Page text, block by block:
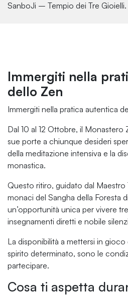
SanboJi – Tempio dei Tre Gioielli.
Immergiti nella
dello Zen
Immergiti nella pratica autentica
Dal 10 al 12 Ottobre, il Monastero
sue porte a chiunque desideri
della meditazione intensiva e la
monastica.
Questo ritiro, guidato dal Maestro
monaci del Sangha della Foresta
un’opportunità unica per vivere
insegnamenti diretti e nobile
La disponibilità a mettersi in
spirito determinato, sono le
partecipare.
Cosa ti aspetta